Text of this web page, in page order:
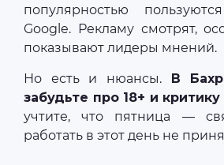
популярностью
Google. Рекламу смотрят,
показывают лидеры мнений.
Но есть и нюансы.
В
забудьте про 18+ и
учтите, что пятница —
работать в этот день не